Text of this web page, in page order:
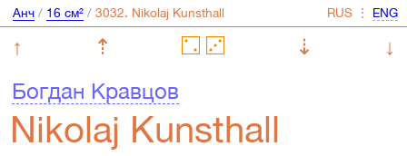
Анч/ 16 см²/ ⋮
↑ ⇡ ⇣
↓
Богдан Кравцов
Nikolaj Kunsthall